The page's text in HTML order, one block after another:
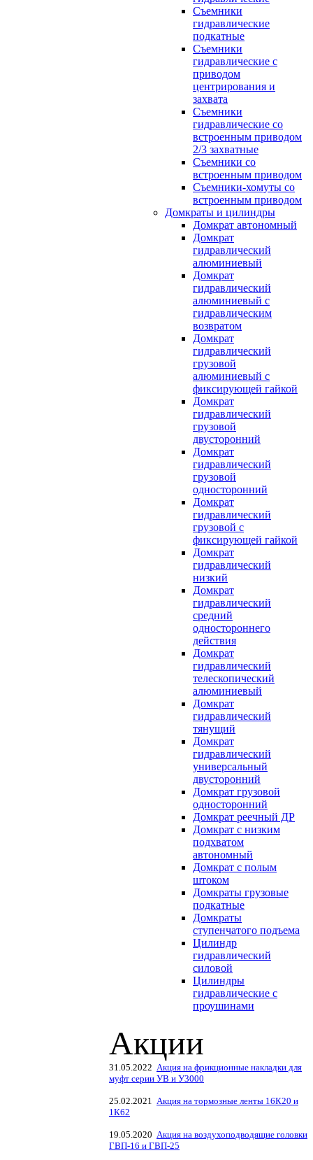
Съемники
гидравлические
подкатные
Съемники
гидравлические с
приводом
центрирования и
захвата
Съемники
гидравлические со
встроенным приводом
2/3 захватные
Съемники со
встроенным приводом
Съемники-хомуты со
встроенным приводом
Домкраты и цилиндры
Домкрат автономный
Домкрат
гидравлический
алюминиевый
Домкрат
гидравлический
алюминиевый с
гидравлическим
возвратом
Домкрат
гидравлический
грузовой
алюминиевый с
фиксирующей гайкой
Домкрат
гидравлический
грузовой
двусторонний
Домкрат
гидравлический
грузовой
односторонний
Домкрат
гидравлический
грузовой с
фиксирующей гайкой
Домкрат
гидравлический
низкий
Домкрат
гидравлический
средний
одностороннего
действия
Домкрат
гидравлический
телескопический
алюминиевый
Домкрат
гидравлический
тянущий
Домкрат
гидравлический
универсальный
двусторонний
Домкрат грузовой
односторонний
Домкрат реечный ДР
Домкрат с низким
подхватом
автономный
Домкрат с полым
штоком
Домкраты грузовые
подкатные
Домкраты
ступенчатого подъема
Цилиндр
гидравлический
силовой
Цилиндры
гидравлические с
проушинами
Акции
31.05.2022 Акция на фрикционные накладки для
муфт серии УВ и У3000
25.02.2021 Акция на тормозные ленты 16К20 и
1К62
19.05.2020 Акция на воздухоподводящие головки
ГВП-16 и ГВП-25